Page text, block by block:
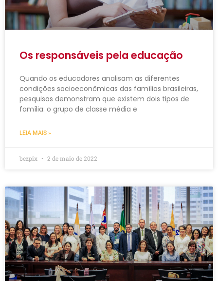
Os responsáveis pela educação
Quando os educadores analisam as diferentes
condições socioeconômicas das famílias brasileiras,
pesquisas demonstram que existem dois tipos de
família: o grupo de classe média e
LEIA MAIS »
bezpix 2 de maio de 2022